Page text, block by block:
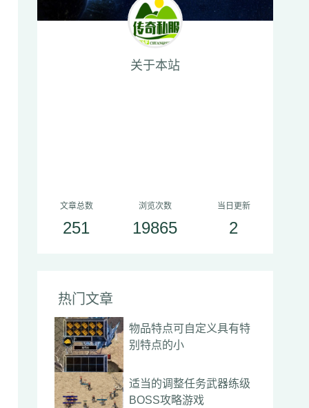
关于本站
文章总数
251
浏览次数
19865
当日更新
2
热门文章
物品特点可自定义具有特
别特点的小
适当的调整任务武器练级
BOSS攻略游戏